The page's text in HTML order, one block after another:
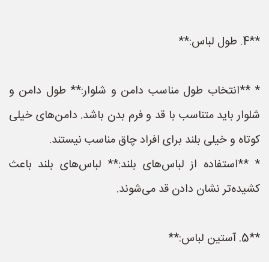
**4. طول لباس:**
* **انتخاب طول مناسب دامن و شلوار:** طول دامن و
شلوار باید متناسب با قد و فرم بدن باشد. دامن‌های خیلی
کوتاه و خیلی بلند برای افراد چاق مناسب نیستند.
* **استفاده از لباس‌های بلند:** لباس‌های بلند باعث
کشیده‌تر نشان دادن قد می‌شوند.
**5. آستین لباس:**